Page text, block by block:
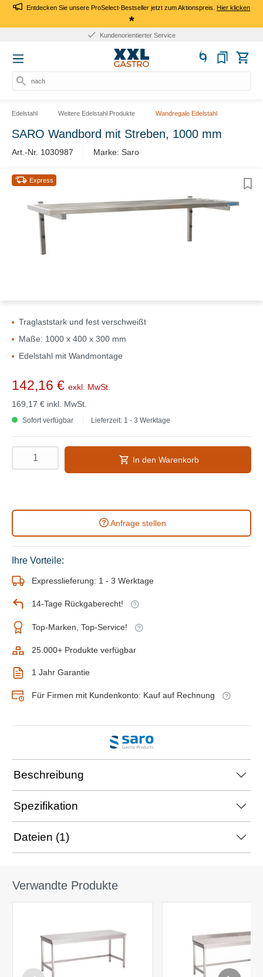
Entdecken Sie unsere ProSelect-Bestseller jetzt zum Aktionspreis.Hier klicken
*
Kundenorientierter Service
nach Pr
Edelstahl Weitere Edelstahl Produkte Wandregale Edelstahl
SARO Wandbord mit Streben, 1000 mm
Art.-Nr. 1030987 Marke: Saro
Express
Traglaststark und fest verschweißt
Maße: 1000 x 400 x 300 mm
Edelstahl mit Wandmontage
142,16 € exkl. MwSt.
169,17 € inkl. MwSt.
Sofort verfügbar Lieferzeit: 1 - 3 Werktage
In den Warenkorb
Anfrage stellen
Ihre Vorteile:
Expresslieferung: 1 - 3 Werktage
14-Tage Rückgaberecht!
Top-Marken, Top-Service!
25.000+ Produkte verfügbar
1 Jahr Garantie
Für Firmen mit Kundenkonto: Kauf auf Rechnung
Beschreibung
Spezifikation
Dateien (1)
Verwandte Produkte